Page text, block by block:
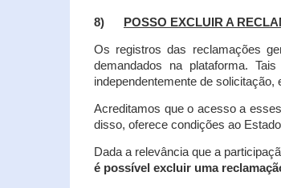
8) POSSO EXCLUIR A
Os registros das reclamações
demandados na plataforma.
independentemente de
Acreditamos que o acesso a
disso, oferece condições ao
Dada a relevância que a
é possível excluir uma